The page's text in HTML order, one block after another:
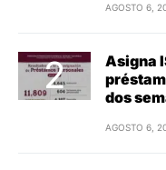
AGOSTO 6,
Asigna
dos
AGOSTO 6,